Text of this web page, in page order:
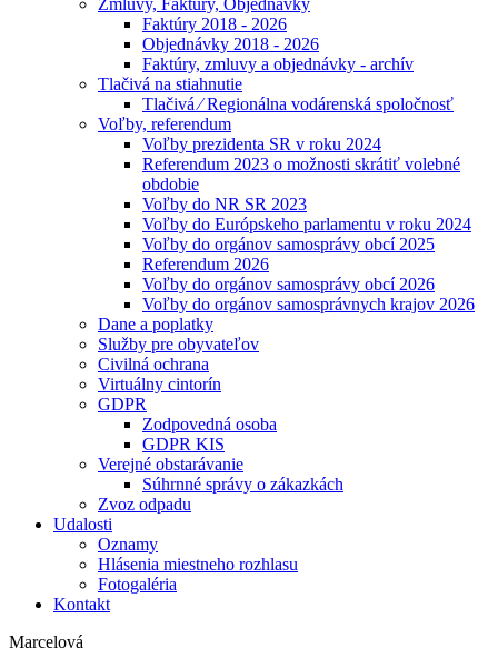
Zmluvy, Faktúry, Objednávky
Faktúry 2018 - 2026
Objednávky 2018 - 2026
Faktúry, zmluvy a objednávky - archív
Tlačivá na stiahnutie
Tlačivá ⁄ Regionálna vodárenská spoločnosť
Voľby, referendum
Voľby prezidenta SR v roku 2024
Referendum 2023 o možnosti skrátiť volebné
obdobie
Voľby do NR SR 2023
Voľby do Európskeho parlamentu v roku 2024
Voľby do orgánov samosprávy obcí 2025
Referendum 2026
Voľby do orgánov samosprávy obcí 2026
Voľby do orgánov samosprávnych krajov 2026
Dane a poplatky
Služby pre obyvateľov
Civilná ochrana
Virtuálny cintorín
GDPR
Zodpovedná osoba
GDPR KIS
Verejné obstarávanie
Súhrnné správy o zákazkách
Zvoz odpadu
Udalosti
Oznamy
Hlásenia miestneho rozhlasu
Fotogaléria
Kontakt
Marcelová